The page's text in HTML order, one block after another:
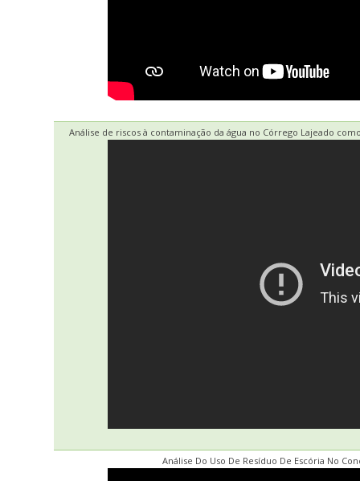
Análise de riscos à contaminação da água no Córrego Lajeado
Análise Do Uso De Resíduo De Escória No